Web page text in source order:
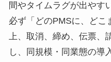
間やタイムラグが出やす
必ず「どのPMSに、どこ
上、取消、締め、伝票、
し、同規模・同業態の導